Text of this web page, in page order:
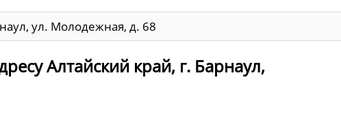
ул. Молодежная, д. 68
Алтайский край, г. Барнаул,